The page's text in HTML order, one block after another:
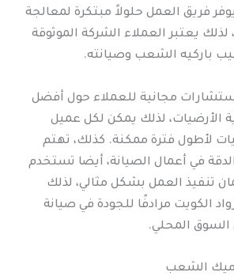
فريق العمل حلولاً مبتكرة لمعالجة
يعتبر العملاء الشركة الموثوقة
باركيه الشعب وصيانته.
مجانية للعملاء حول أفضل
الأرضيات، لذلك يمكن لكل عميل
لأطول فترة ممكنة. كذلك، تهتم
في أعمال الصيانة، أيضا تستخدم
تنفيذ العمل بشكل مثالي، لذلك
الكويت مرادفًا للجودة في صيانة
السوق المحلي.
الشعب